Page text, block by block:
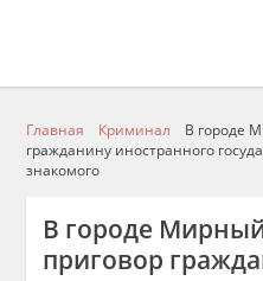
Главная Криминал
В городе
гражданину иностранного
знакомого
В городе
приговор